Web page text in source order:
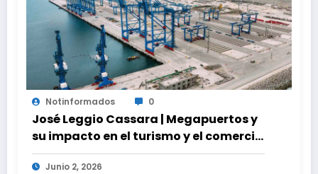
Notinformados 0
José Leggio Cassara | Megapuertos y
su impacto en el turismo y el comercio
global
Junio 2, 2026